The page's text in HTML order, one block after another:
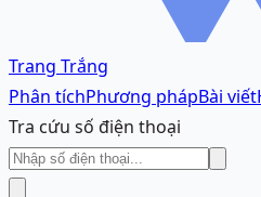
Trang Trắng
Phân tíchPhương phápBài viết
Tra cứu số điện thoại